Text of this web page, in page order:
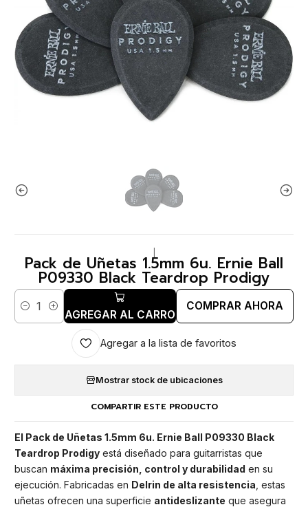
Pack de Uñetas 1.5mm 6u. Ernie Ball
P09330 Black Teardrop Prodigy
Cantidad AGREGAR AL CARRO
COMPRAR AHORA
Agregar a la lista de favoritos
Mostrar stock de ubicaciones
COMPARTIR ESTE PRODUCTO
El Pack de Uñetas 1.5mm 6u. Ernie Ball P09330 Black
Teardrop Prodigy está diseñado para guitarristas que
buscan máxima precisión, control y durabilidad en su
ejecución. Fabricadas en Delrin de alta resistencia , estas
uñetas ofrecen una superficie antideslizante que asegura